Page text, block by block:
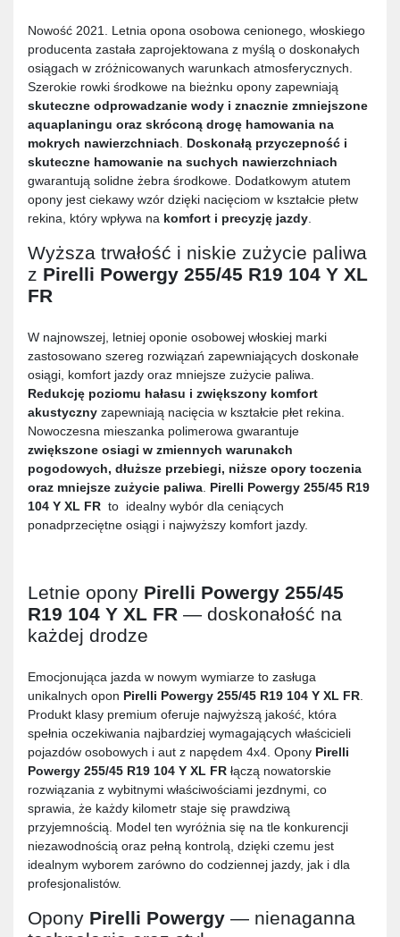
Nowość 2021. Letnia opona osobowa cenionego, włoskiego
producenta zastała zaprojektowana z myślą o doskonałych
osiągach w zróżnicowanych warunkach atmosferycznych.
Szerokie rowki środkowe na bieżnku opony zapewniają
skuteczne odprowadzanie wody i znacznie zmniejszone
aquaplaningu oraz skróconą drogę hamowania na
mokrych nawierzchniach
Doskonałą przyczepność i
skuteczne hamowanie na suchych nawierzchniach
gwarantują solidne żebra środkowe. Dodatkowym atutem
opony jest ciekawy wzór dzięki nacięciom w kształcie płetw
rekina, który wpływa na komfort i precyzję jazdy
Wyższa trwałość i niskie zużycie paliwa
z Pirelli Powergy 255/45 R19 104 Y XL
FR
W najnowszej, letniej oponie osobowej włoskiej marki
zastosowano szereg rozwiązań zapewniających doskonałe
osiągi, komfort jazdy oraz mniejsze zużycie paliwa.
Redukcję poziomu hałasu i zwiększony komfort
akustyczny zapewniają nacięcia w kształcie płet rekina.
Nowoczesna mieszanka polimerowa gwarantuje
zwiększone osiagi w zmiennych warunakch
pogodowych, dłuższe przebiegi, niższe opory toczenia
oraz mniejsze zużycie paliwa Pirelli Powergy 255/45 R19
104 Y XL FR to idealny wybór dla ceniących
ponadprzeciętne osiągi i najwyższy komfort jazdy.
Letnie opony Pirelli Powergy 255/45
R19 104 Y XL FR — doskonałość na
każdej drodze
Emocjonująca jazda w nowym wymiarze to zasługa
unikalnych opon Pirelli Powergy 255/45 R19 104 Y XL FR
Produkt klasy premium oferuje najwyższą jakość, która
spełnia oczekiwania najbardziej wymagających właścicieli
pojazdów osobowych i aut z napędem 4x4. Opony Pirelli
Powergy 255/45 R19 104 Y XL FR łączą nowatorskie
rozwiązania z wybitnymi właściwościami jezdnymi, co
sprawia, że każdy kilometr staje się prawdziwą
przyjemnością. Model ten wyróżnia się na tle konkurencji
niezawodnością oraz pełną kontrolą, dzięki czemu jest
idealnym wyborem zarówno do codziennej jazdy, jak i dla
profesjonalistów.
Opony Pirelli Powergy — nienaganna